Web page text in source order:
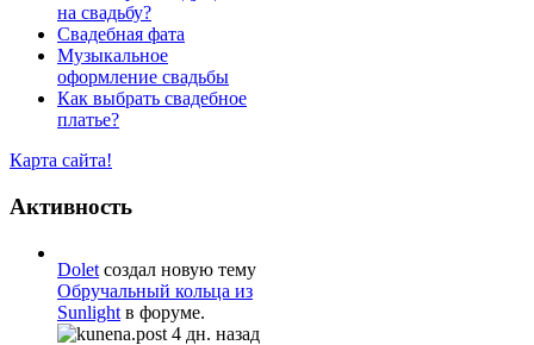
на свадьбу?
Свадебная фата
Музыкальное
оформление свадьбы
Как выбрать свадебное
платье?
Карта сайта!
Активность
Dolet создал новую тему
Обручальный кольца из
Sunlight в форуме.
4 дн. назад